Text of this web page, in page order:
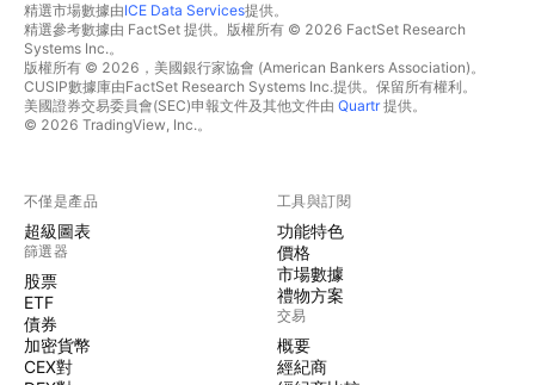
精選市場數據由ICE Data Services提供。
精選參考數據由 FactSet 提供。版權所有 © 2026 FactSet Research
Systems Inc.。
版權所有 © 2026，美國銀行家協會 (American Bankers Association)。
CUSIP數據庫由FactSet Research Systems Inc.提供。保留所有權利。
美國證券交易委員會(SEC)申報文件及其他文件由 Quartr提供。
© 2026 TradingView, Inc.。
不僅是產品
超級圖表
篩選器
股票
ETF
債券
加密貨幣
CEX對
工具與訂閱
功能特色
價格
市場數據
禮物方案
交易
概要
經紀商